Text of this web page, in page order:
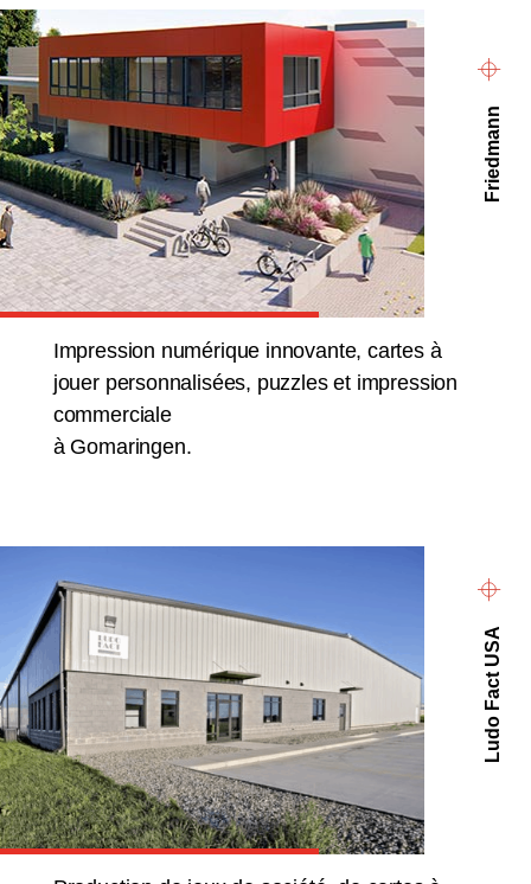
Friedmann
Impression numérique innovante, cartes à
jouer personnalisées, puzzles et impression
commerciale
à Gomaringen.
Ludo Fact USA